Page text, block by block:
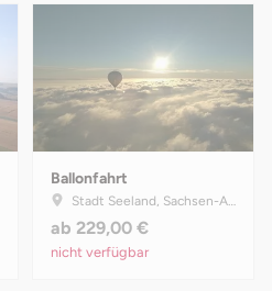
Ballonfahrt
Stadt Seeland, Sachsen-Anhalt
ab 229,00 €
nicht verfügbar